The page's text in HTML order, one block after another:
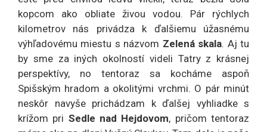
kopcom ako obliate živou vodou. Pár rýchlych
kilometrov nás privádza k ďalšiemu úžasnému
výhľadovému miestu s názvom Zelená skala. Aj tu
by sme za iných okolností videli Tatry z krásnej
perspektívy, no tentoraz sa kocháme aspoň
Spišským hradom a okolitými vrchmi. O pár minút
neskôr navyše prichádzam k ďalšej vyhliadke s
krížom pri Sedle nad Hejdovom, pričom tentoraz